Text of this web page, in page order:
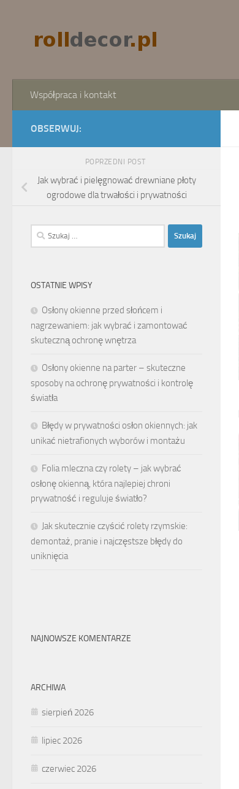
Współpraca i kontakt
OBSERWUJ:
POPRZEDNI POST
Jak wybrać i pielęgnować drewniane płoty
ogrodowe dla trwałości i prywatności
Szukaj:
OSTATNIE WPISY
Osłony okienne przed słońcem i
nagrzewaniem: jak wybrać i zamontować
skuteczną ochronę wnętrza
Osłony okienne na parter – skuteczne
sposoby na ochronę prywatności i kontrolę
światła
Błędy w prywatności osłon okiennych: jak
unikać nietrafionych wyborów i montażu
Folia mleczna czy rolety – jak wybrać
osłonę okienną, która najlepiej chroni
prywatność i reguluje światło?
Jak skutecznie czyścić rolety rzymskie:
demontaż, pranie i najczęstsze błędy do
uniknięcia
NAJNOWSZE KOMENTARZE
ARCHIWA
sierpień 2026
lipiec 2026
czerwiec 2026